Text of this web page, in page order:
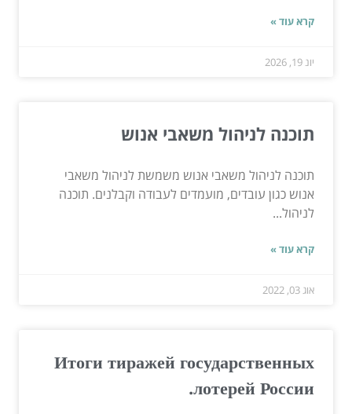
קרא עוד »
יונ 19, 2026
תוכנה לניהול משאבי אנוש
תוכנה לניהול משאבי אנוש משמשת לניהול משאבי
אנוש כגון עובדים, מועמדים לעבודה וקבלנים. תוכנה
לניהול...
קרא עוד »
אוג 03, 2022
Итоги тиражей государственных
лотерей России.